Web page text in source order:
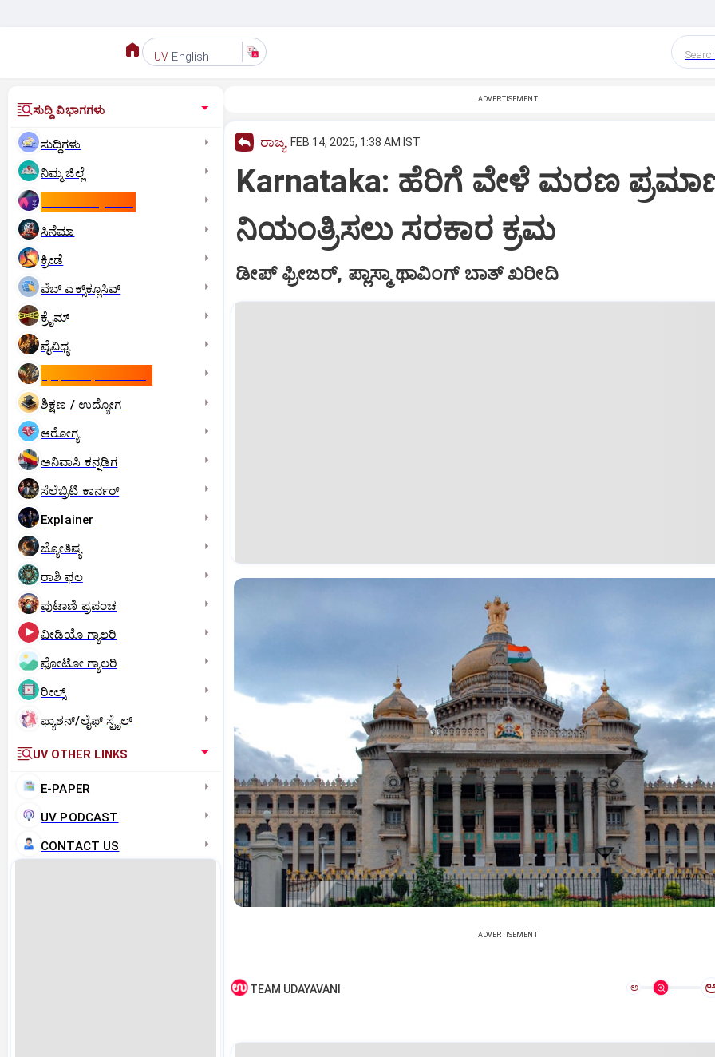
UV English
ಸುದ್ದಿ ವಿಭಾಗಗಳು
ಸುದ್ದಿಗಳು
ನಿಮ್ಮ ಜಿಲ್ಲೆ
ಸಿನೆಮಾ
ಕ್ರೀಡೆ
ವೆಬ್ ಎಕ್ಸ್‌ಕ್ಲೂಸಿವ್
ಕ್ರೈಮ್
ವೈವಿಧ್ಯ
ಶಿಕ್ಷಣ / ಉದ್ಯೋಗ
ಆರೋಗ್ಯ
ಅನಿವಾಸಿ ಕನ್ನಡಿಗ
ಸೆಲೆಬ್ರಿಟಿ ಕಾರ್ನರ್‌
Explainer
ಜ್ಯೋತಿಷ್ಯ
ರಾಶಿ ಫಲ
ಪುಟಾಣಿ ಪ್ರಪಂಚ
ವೀಡಿಯೊ ಗ್ಯಾಲರಿ
ಫೋಟೋ ಗ್ಯಾಲರಿ
ರೀಲ್ಸ್
ಫ್ಯಾಶನ್/ಲೈಫ್‌ ಸ್ಟೈಲ್
UV OTHER LINKS
E-PAPER
UV PODCAST
CONTACT US
ADVERTISEMENT
ರಾಜ್ಯ FEB 14, 2025, 1:38 AM IST
Karnataka: ಹೆರಿಗೆ ವೇಳೆ ಮರಣ
ನಿಯಂತ್ರಿಸಲು ಸರಕಾರ ಕ್ರಮ
ಡೀಪ್‌ ಫ್ರೀಜರ್‌, ಪ್ಲಾಸ್ಮಾ ಥಾವಿಂಗ್‌ ಬಾತ್‌ ಖರೀದಿ
ADVERTISEMENT
TEAM UDAYAVANI ಅ